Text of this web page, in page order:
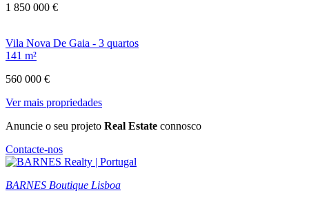
1 850 000 €
Vila Nova De Gaia - 3 quartos
141 m²
560 000 €
Ver mais propriedades
Anuncie o seu projeto Real Estate connosco
Contacte-nos
BARNES Boutique Lisboa